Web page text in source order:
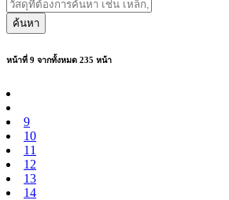
ค้นหา
หน้าที่ 9 จากทั้งหมด 235 หน้า
9
10
11
12
13
14